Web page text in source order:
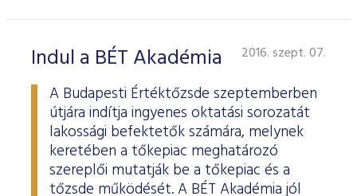
Indul a BÉT Akadémia 2016. szept. 07.
A Budapesti Értéktőzsde szeptemberben
útjára indítja ingyenes oktatási sorozatát
lakossági befektetők számára, melynek
keretében a tőkepiac meghatározó
szereplői mutatják be a tőkepiac és a
tőzsde működését. A BÉT Akadémia jól